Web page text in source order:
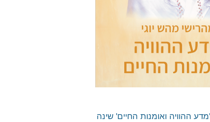
מעיד: "הספר 'מדע ההוויה ואומנות החיים' שינה